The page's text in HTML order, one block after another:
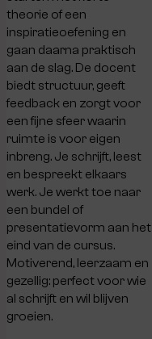
theorie of een
inspiratieoefening en
gaan daarna praktisch
aan de slag. De docent
biedt structuur, geeft
feedback en zorgt voor
een fijne sfeer waarin
ruimte is voor eigen
inbreng. Je schrijft, leest
en bespreekt elkaars
werk. Je werkt toe naar
een bundel of
presentatievorm aan het
eind van de cursus.
Motiverend, leerzaam en
gezellig: perfect voor wie
al schrijft en wil blijven
groeien.